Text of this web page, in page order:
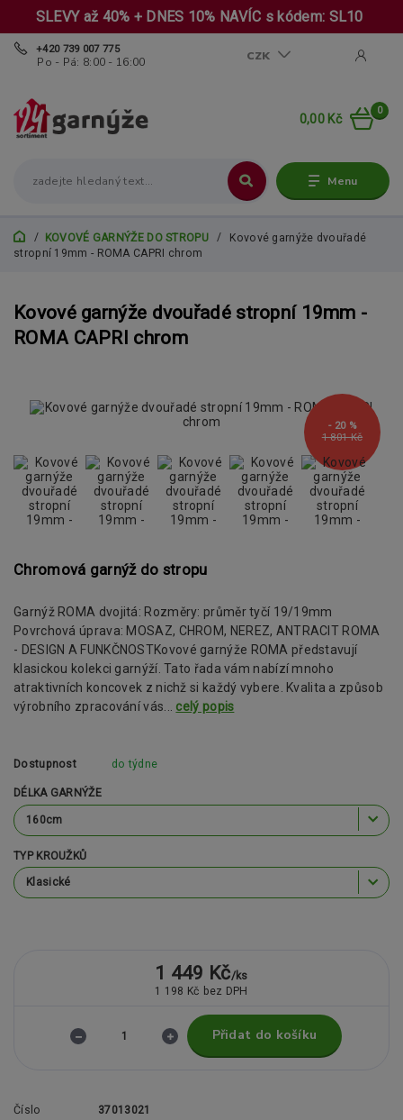
SLEVY až 40% + DNES 10% NAVÍC s kódem: SL10
Menu
CZK
+420 739 007 775
Po - Pá: 8:00 - 16:00
0
0,00 Kč
KOVOVÉ GARNÝŽE DO STROPU
Kovové garnýže dvouřadé
stropní 19mm - ROMA CAPRI chrom
Kovové garnýže dvouřadé stropní 19mm -
ROMA CAPRI chrom
1 801 Kč
- 20 %
Chromová garnýž do stropu
Garnýž ROMA dvojitá: Rozměry: průměr tyčí 19/19mm
Povrchová úprava: MOSAZ, CHROM, NEREZ, ANTRACIT ROMA
- DESIGN A FUNKČNOSTKovové garnýže ROMA představují
klasickou kolekci garnýží. Tato řada vám nabízí mnoho
atraktivních koncovek z nichž si každý vybere. Kvalita a způsob
výrobního zpracování vás... celý popis
Dostupnost do týdne
DÉLKA GARNÝŽE
TYP KROUŽKŮ
1 449 Kč/ks
1 198 Kč bez DPH
Přidat do košíku
Číslo
37013021